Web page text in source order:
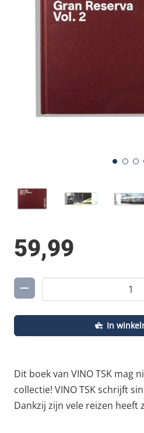
59,99
In
Dit boek van VINO TSK mag
collectie! VINO TSK schrijft sinds begin jaren 90.
Dankzij zijn vele reizen heeft
hoeken van de wereld weten